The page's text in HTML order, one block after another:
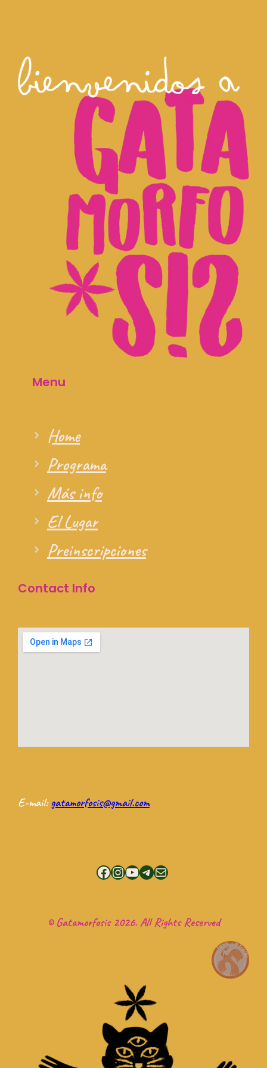
Menu
Home
Programa
Más info
El Lugar
Preinscripciones
Contact Info
E-mail: gatamorfosis@gmail.com
Facebook
Instagram
YouTube
Telegram
Mail
© Gatamorfosis 2026. All Rights Reserved